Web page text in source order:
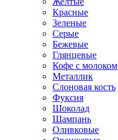
Красные
Зеленые
Серые
Бежевые
Глянцевые
Кофе с молоком
Металлик
Слоновая кость
Фуксия
Шоколад
Шампань
Оливковые